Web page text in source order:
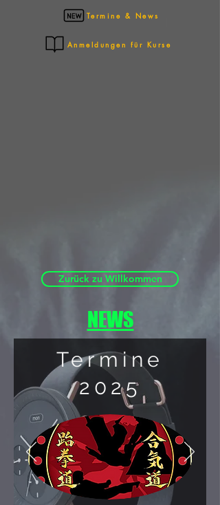
Termine & News
Anmeldungen für Kurse
Zurück zu Willkommen
NEWS
Termine
2025